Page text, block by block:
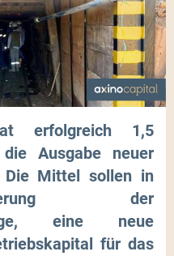
erfolgreich 1,5
Ausgabe neuer
Die Mittel sollen in
der
eine neue
für das